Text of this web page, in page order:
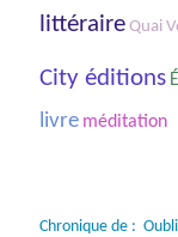
littéraire Quai
City éditions
livre méditation
Chronique de :